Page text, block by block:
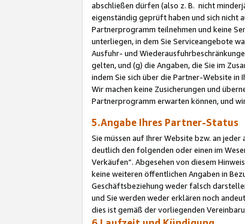
abschließen dürfen (also z. B. nicht
eigenständig geprüft haben und sich nicht
Partnerprogramm teilnehmen und keine
unterliegen, in dem Sie Serviceangebote
Ausfuhr- und
gelten, und (g) die Angaben, die Sie im
indem Sie sich über die Partner-Website in
Wir machen keine Zusicherungen und
Partnerprogramm erwarten können, und
5.Angabe Ihres Partner-Status
Sie müssen auf Ihrer Website bzw. an
deutlich den folgenden oder einen im
Verkäufen“. Abgesehen von diesem
keine weiteren öffentlichen Angaben in
Geschäftsbeziehung weder falsch
und Sie werden weder erklären noch
dies ist gemäß der vorliegenden